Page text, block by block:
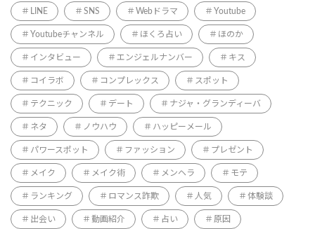
LINE SNS Webドラマ Youtube
Youtubeチャンネル ほくろ占い ほのか
インタビュー エンジェルナンバー キス
コイラボ コンプレックス スポット
テクニック デート ナジャ・グランディーバ
ネタ ノウハウ ハッピーメール
パワースポット ファッション プレゼント
メイク メイク術 メンヘラ モテ
ランキング ロマンス詐欺 人気 体験談
出会い 動画紹介 占い 原因